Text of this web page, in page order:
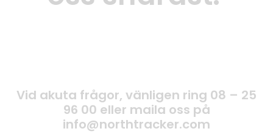
Vid akuta frågor, vänligen ring 08 – 25
96 00 eller maila oss på
info@northtracker.com